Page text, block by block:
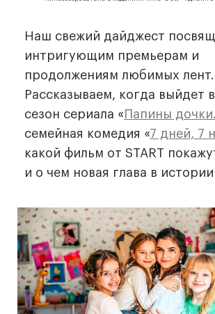
Наш свежий дайджест
интригующим премьерам и
продолжениям любимых лент.
Рассказываем, когда выйдет
сезон сериала « Папины
семейная комедия «7 дней, 7
какой фильм от START
и о чем новая глава в